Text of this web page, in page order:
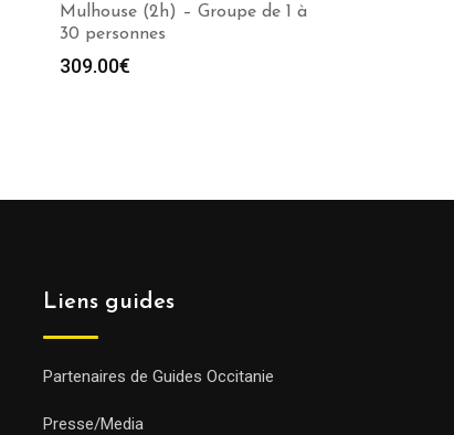
Mulhouse (2h) – Groupe de 1 à
30 personnes
309.00€
Liens guides
Partenaires de Guides Occitanie
Presse/Media